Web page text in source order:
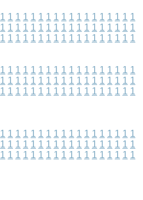
1 1 1 1 1 1 1 1 1 1 1 1 1 1 1 1 1 1
1 1 1 1 1 1 1 1 1 1 1 1 1 1 1 1 1 1
1 1 1 1 1 1 1 1 1 1 1 1 1 1 1 1 1 1
1 1 1 1 1 1 1 1 1 1 1 1 1 1 1 1 1 1
1 1 1 1 1 1 1 1 1 1 1 1 1 1 1 1 1 1
1 1 1 1 1 1 1 1 1 1 1 1 1 1 1 1 1 1
1 1 1 1 1 1 1 1 1 1 1 1 1 1 1 1 1 1
1 1 1 1 1 1 1 1 1 1 1 1 1 1 1 1 1 1
1 1 1 1 1 1 1 1 1 1 1 1 1 1 1 1 1 1